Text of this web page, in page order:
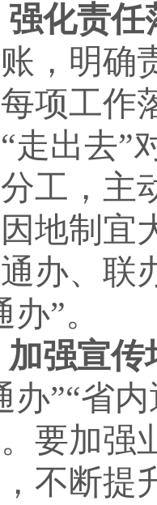
强化责任
，明确
项工作
“走出去”
工，主
地制宜
办、联
”。
加强宣传
办”“省
要加强
不断提